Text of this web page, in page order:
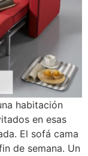
habitación
en esas
El sofá cama
de semana. Un